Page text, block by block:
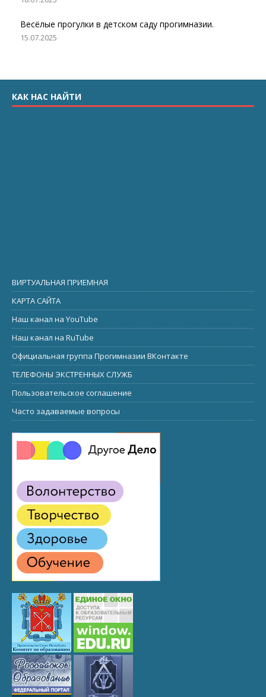
Весёлые прогулки в детском саду прогимназии.
15.07.2025
КАК НАС НАЙТИ
ВИРТУАЛЬНАЯ ПРИЕМНАЯ
КАРТА САЙТА
Наш канал на YouTube
Наш канал на RuTube
Официальная группа Прогимназии ВКонтакте
ТЕЛЕФОНЫ ЭКСТРЕННЫХ СЛУЖБ
Пользовательское соглашение
Часто задаваемые вопросы